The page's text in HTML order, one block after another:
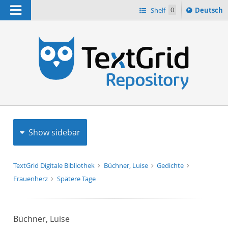
Navigation Shelf 0
Sprache
ï¿½ndern
Deutsch
Show sidebar
TextGrid Digitale Bibliothek Büchner, Luise
Gedichte
Frauenherz
Spätere Tage
Büchner, Luise